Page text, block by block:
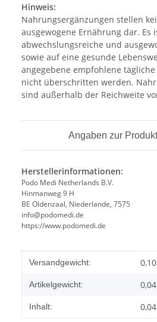
Hinweis:
Nahrungsergänzungen stellen
ausgewogene Ernährung dar. Es
abwechslungsreiche und
sowie auf eine gesunde
angegebene empfohlene
nicht überschritten werden.
sind außerhalb der Reichweite
Angaben zur
Herstellerinformationen:
Podo Medi Netherlands B.V.
Hinmanweg 9 H
BE Oldenzaal, Niederlande, 7575
info@podomedi.de
https://www.podomedi.de
Produkteigenschaft
Wert
Versandgewicht:
Artikelgewicht: 0,04
Inhalt: